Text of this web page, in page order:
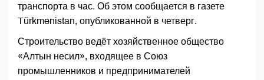
транспорта в час. Об этом сообщается в газете
Türkmenistan, опубликованной в четверг.
Строительство ведёт хозяйственное общество
«Алтын несил», входящее в Союз
промышленников и предпринимателей